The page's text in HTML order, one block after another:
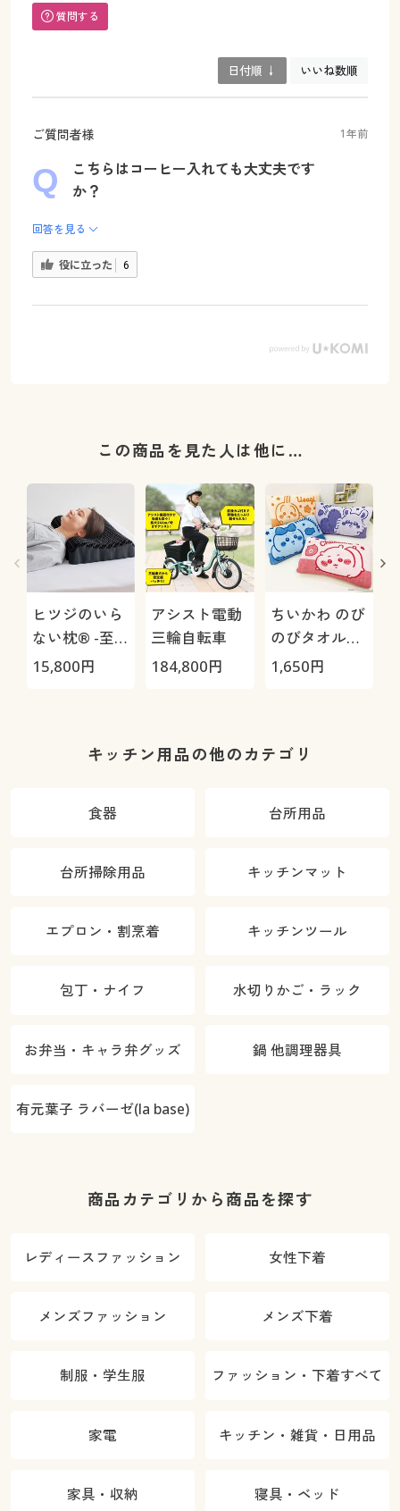
質問する
日付順 ↓ いいね数順
ご質問者様 1年前
こちらはコーヒー入れても大丈夫です
か？
回答を見る
役に立った 6
この商品を見た人は他に…
ヒツジのいら
ない枕® -至
極-
15,800円
アシスト電動
三輪自転車
184,800円
ちいかわ のび
のびタオル地
枕カバー
1,650円
キッチン用品の他のカテゴリ
食器 台所用品
台所掃除用品 キッチンマット
エプロン・割烹着 キッチンツール
包丁・ナイフ 水切りかご・ラック
お弁当・キャラ弁グッズ 鍋 他調理器具
有元葉子 ラバーゼ(la base)
商品カテゴリから商品を探す
レディースファッション 女性下着
メンズファッション メンズ下着
制服・学生服 ファッション・下着すべて
家電 キッチン・雑貨・日用品
家具・収納 寝具・ベッド